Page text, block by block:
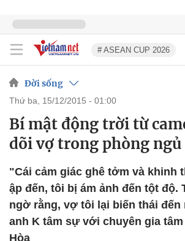
# ASEAN CUP 2026
Đời sống
thứ ba, 15/12/2015 - 01:00
Bí mật động trời từ
dõi vợ trong phòng ngủ
"Cái cảm giác ghê tởm và khinh
ập đến, tôi bị ám ảnh đến tột độ.
ngờ rằng, vợ tôi lại biến thái
anh K tâm sự với chuyên gia
Hòa